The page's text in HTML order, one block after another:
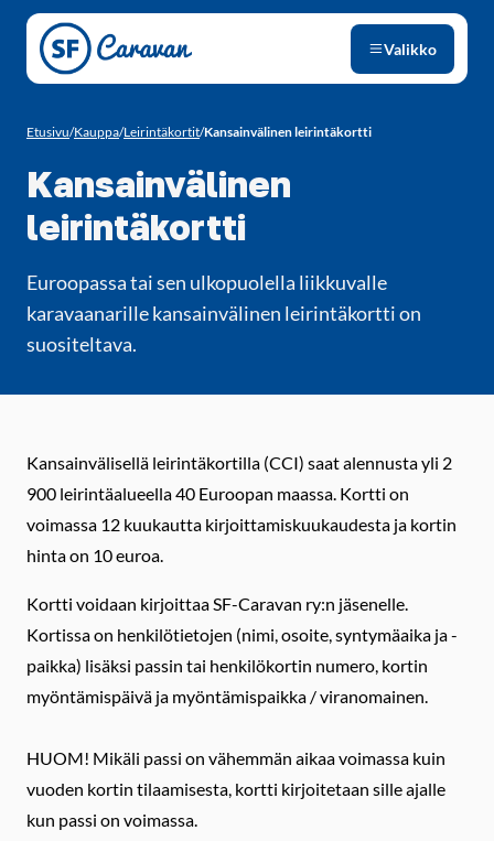
Siirry sivun sisältöön
Valikko
Etusivu/Kauppa/Leirintäkortit/Kansainvälinen leirintäkortti
Kansainvälinen
leirintäkortti
Euroopassa tai sen ulkopuolella liikkuvalle
karavaanarille kansainvälinen leirintäkortti on
suositeltava.
Kansainvälisellä leirintäkortilla (CCI) saat alennusta yli 2
900 leirintäalueella 40 Euroopan maassa. Kortti on
voimassa 12 kuukautta kirjoittamiskuukaudesta ja kortin
hinta on 10 euroa.
Kortti voidaan kirjoittaa SF-Caravan ry:n jäsenelle.
Kortissa on henkilötietojen (nimi, osoite, syntymäaika ja -
paikka) lisäksi passin tai henkilökortin numero, kortin
myöntämispäivä ja myöntämispaikka / viranomainen.
HUOM! Mikäli passi on vähemmän aikaa voimassa kuin
vuoden kortin tilaamisesta, kortti kirjoitetaan sille ajalle
kun passi on voimassa.